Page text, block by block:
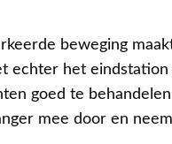
beweging
echter het
goed te
mee door enNa de